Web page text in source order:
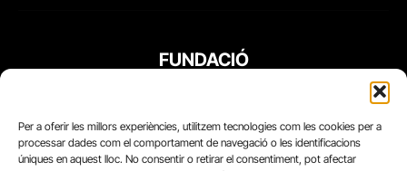
Per a oferir les millors experiències, utilitzem tecnologies com les cookies per a
processar dades com el comportament de navegació o les identificacions
úniques en aquest lloc. No consentir o retirar el consentiment, pot afectar
FUNDACIÓ